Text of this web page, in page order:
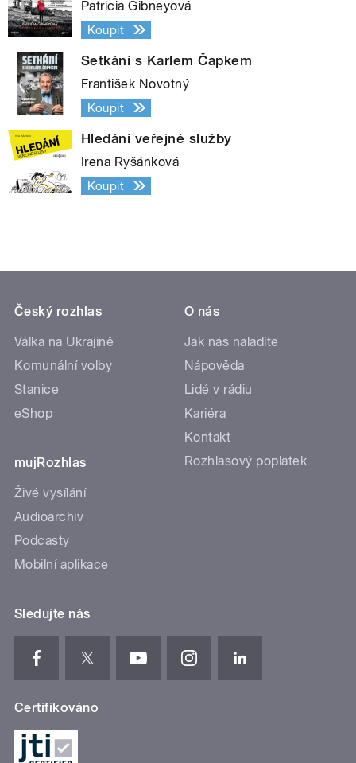
Patricia Gibneyová
Koupit
Setkání s Karlem Čapkem
František Novotný
Koupit
Hledání veřejné služby
Irena Ryšánková
Koupit
Český rozhlas
Válka na Ukrajině
Komunální volby
Stanice
eShop
mujRozhlas
Živé vysílání
Audioarchiv
Podcasty
Mobilní aplikace
O nás
Jak nás naladíte
Nápověda
Lidé v rádiu
Kariéra
Kontakt
Rozhlasový poplatek
Sledujte nás
Certifikováno